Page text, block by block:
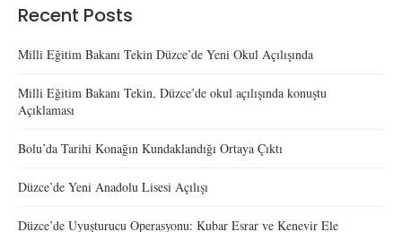
Recent Posts
Milli Eğitim Bakanı Tekin Düzce’de Yeni Okul Açılışında
Milli Eğitim Bakanı Tekin, Düzce’de okul açılışında konuştu
Açıklaması
Bolu’da Tarihi Konağın Kundaklandığı Ortaya Çıktı
Düzce’de Yeni Anadolu Lisesi Açılışı
Düzce’de Uyuşturucu Operasyonu: Kubar Esrar ve Kenevir Ele